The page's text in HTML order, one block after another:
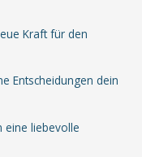
Kraft für den
Entscheidungen dein
eine liebevolle